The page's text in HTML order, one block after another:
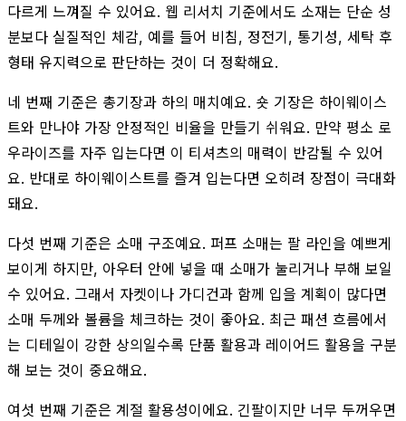
다르게 느껴질 수 있어요. 웹 리서치 기준에서도 소재는 단순 성
분보다 실질적인 체감, 예를 들어 비침, 정전기, 통기성, 세탁 후
형태 유지력으로 판단하는 것이 더 정확해요.
네 번째 기준은 총기장과 하의 매치예요. 숏 기장은 하이웨이스
트와 만나야 가장 안정적인 비율을 만들기 쉬워요. 만약 평소 로
우라이즈를 자주 입는다면 이 티셔츠의 매력이 반감될 수 있어
요. 반대로 하이웨이스트를 즐겨 입는다면 오히려 장점이 극대화
돼요.
다섯 번째 기준은 소매 구조예요. 퍼프 소매는 팔 라인을 예쁘게
보이게 하지만, 아우터 안에 넣을 때 소매가 눌리거나 부해 보일
수 있어요. 그래서 자켓이나 가디건과 함께 입을 계획이 많다면
소매 두께와 볼륨을 체크하는 것이 좋아요. 최근 패션 흐름에서
는 디테일이 강한 상의일수록 단품 활용과 레이어드 활용을 구분
해 보는 것이 중요해요.
여섯 번째 기준은 계절 활용성이에요. 긴팔이지만 너무 두꺼우면